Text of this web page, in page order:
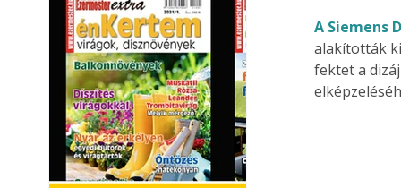
A Siemens
alakították
fektet a